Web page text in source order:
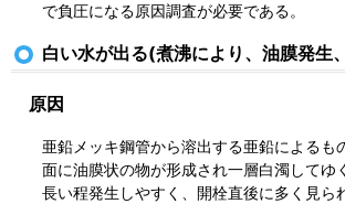
で負圧になる原因調査が必要である。
白い水が出る(煮沸により、油膜発生
原因
亜鉛メッキ鋼管から溶出する亜鉛によるも
面に油膜状の物が形成され一層白濁してゆ
長い程発生しやすく、開栓直後に多く見ら